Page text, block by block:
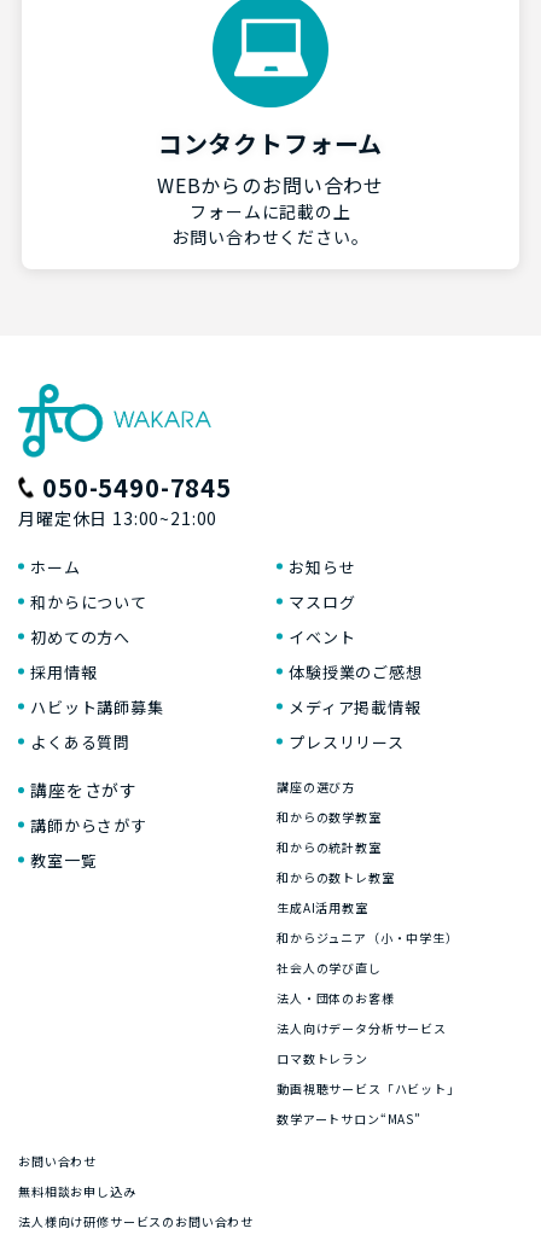
コンタクトフォーム
WEBからのお問い合わせ
フォームに記載の上
お問い合わせください。
050-5490-7845
月曜定休日 13:00~21:00
ホーム
和からについて
初めての方へ
採用情報
ハビット講師募集
よくある質問
お知らせ
マスログ
イベント
体験授業のご感想
メディア掲載情報
プレスリリース
講座をさがす
講師からさがす
教室一覧
講座の選び方
和からの数学教室
和からの統計教室
和からの数トレ教室
生成AI活用教室
和からジュニア（小・中学生）
社会人の学び直し
法人・団体のお客様
法人向けデータ分析サービス
ロマ数トレラン
動画視聴サービス「ハビット」
数学アートサロン“MAS”
お問い合わせ
無料相談お申し込み
法人様向け研修サービスのお問い合わせ